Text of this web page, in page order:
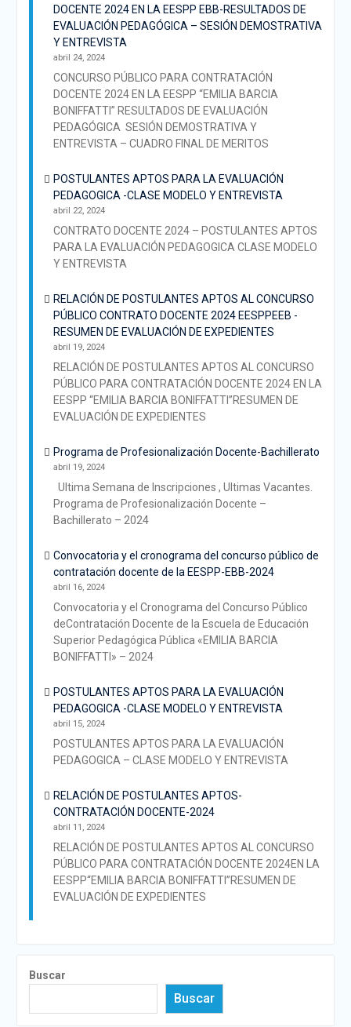
DOCENTE 2024 EN LA EESPP EBB-RESULTADOS DE
EVALUACIÓN PEDAGÓGICA – SESIÓN DEMOSTRATIVA
Y ENTREVISTA
abril 24, 2024
CONCURSO PÚBLICO PARA CONTRATACIÓN
DOCENTE 2024 EN LA EESPP “EMILIA BARCIA
BONIFFATTI” RESULTADOS DE EVALUACIÓN
PEDAGÓGICA SESIÓN DEMOSTRATIVA Y
ENTREVISTA – CUADRO FINAL DE MERITOS
POSTULANTES APTOS PARA LA EVALUACIÓN
PEDAGOGICA -CLASE MODELO Y ENTREVISTA
abril 22, 2024
CONTRATO DOCENTE 2024 – POSTULANTES APTOS
PARA LA EVALUACIÓN PEDAGOGICA CLASE MODELO
Y ENTREVISTA
RELACIÓN DE POSTULANTES APTOS AL CONCURSO
PÚBLICO CONTRATO DOCENTE 2024 EESPPEEB -
RESUMEN DE EVALUACIÓN DE EXPEDIENTES
abril 19, 2024
RELACIÓN DE POSTULANTES APTOS AL CONCURSO
PÚBLICO PARA CONTRATACIÓN DOCENTE 2024 EN LA
EESPP “EMILIA BARCIA BONIFFATTI”RESUMEN DE
EVALUACIÓN DE EXPEDIENTES
Programa de Profesionalización Docente-Bachillerato
abril 19, 2024
Ultima Semana de Inscripciones , Ultimas Vacantes.
Programa de Profesionalización Docente –
Bachillerato – 2024
Convocatoria y el cronograma del concurso público de
contratación docente de la EESPP-EBB-2024
abril 16, 2024
Convocatoria y el Cronograma del Concurso Público
deContratación Docente de la Escuela de Educación
Superior Pedagógica Pública «EMILIA BARCIA
BONIFFATTI» – 2024
POSTULANTES APTOS PARA LA EVALUACIÓN
PEDAGOGICA -CLASE MODELO Y ENTREVISTA
abril 15, 2024
POSTULANTES APTOS PARA LA EVALUACIÓN
PEDAGOGICA – CLASE MODELO Y ENTREVISTA
RELACIÓN DE POSTULANTES APTOS-
CONTRATACIÓN DOCENTE-2024
abril 11, 2024
RELACIÓN DE POSTULANTES APTOS AL CONCURSO
PÚBLICO PARA CONTRATACIÓN DOCENTE 2024EN LA
EESPP“EMILIA BARCIA BONIFFATTI”RESUMEN DE
EVALUACIÓN DE EXPEDIENTES
Buscar
Buscar